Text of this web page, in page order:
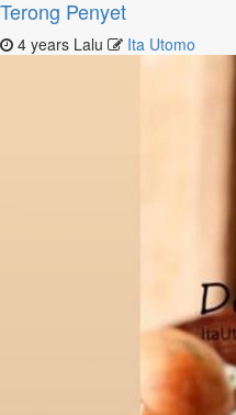
Terong Penyet
4 years Lalu Ita Utomo